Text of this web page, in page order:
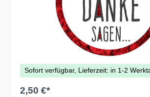
Sofort verfügbar, Lieferzeit: in 1-2
2,50 €*